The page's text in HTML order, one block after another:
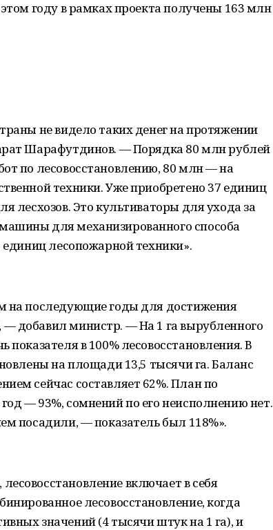
году в рамках проекта получены 163 млн
не видело таких денег на протяжении
Шарафутдинов. — Порядка 80 млн рублей
по лесовосстановлению, 80 млн — на
техники. Уже приобретено 37 единиц
лесхозов. Это культиваторы для ухода за
для механизированного способа
лесопожарной техники».
на последующие годы для достижения
добавил министр. — На 1 га вырубленного
в 100% лесовосстановления. В
на площади 13,5 тысячи га. Баланс
сейчас составляет 62%. План по
— 93%, сомнений по его неисполнению нет.
посадили, — показатель был 118%».
включает в себя
лесовосстановление, когда
значений (4 тысячи штук на 1 га), и